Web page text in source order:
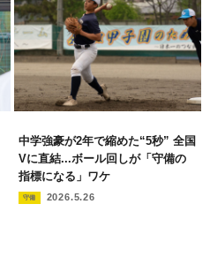
中学強豪が2年で縮めた“5秒” 全国
Vに直結...ボール回しが「守備の
指標になる」ワケ
守備 2026.5.26